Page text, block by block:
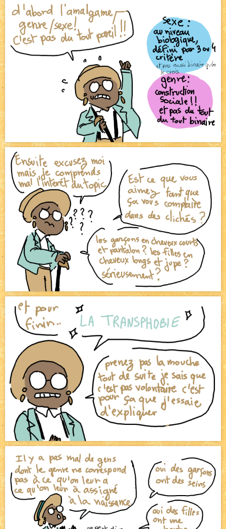
Pique-nique d'été
NEW
Beyond the cliff (suite) NEW
On retape les miniatures de l'accueil NEW
NEW
Le Jeu du Trône – Généalogie NEW